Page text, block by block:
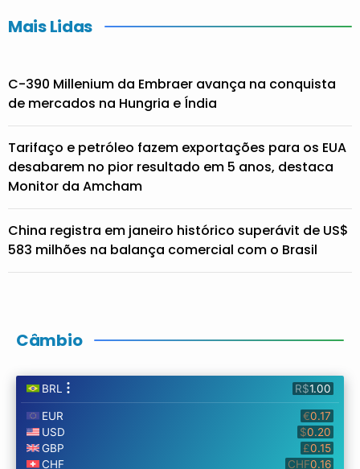
Mais Lidas
C-390 Millenium da Embraer avança na conquista
de mercados na Hungria e Índia
Tarifaço e petróleo fazem exportações para os EUA
desabarem no pior resultado em 5 anos, destaca
Monitor da Amcham
China registra em janeiro histórico superávit de US$
583 milhões na balança comercial com o Brasil
Câmbio